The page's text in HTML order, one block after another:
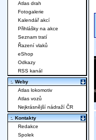
Atlas drah
Fotogalerie
Kalendář akcí
Přihlášky na akce
Seznam tratí
Řazení vlaků
eShop
Odkazy
RSS kanál
:. Weby
Atlas lokomotiv
Atlas vozů
Nejkrásnější nádraží ČR
:. Kontakty
Redakce
Spolek